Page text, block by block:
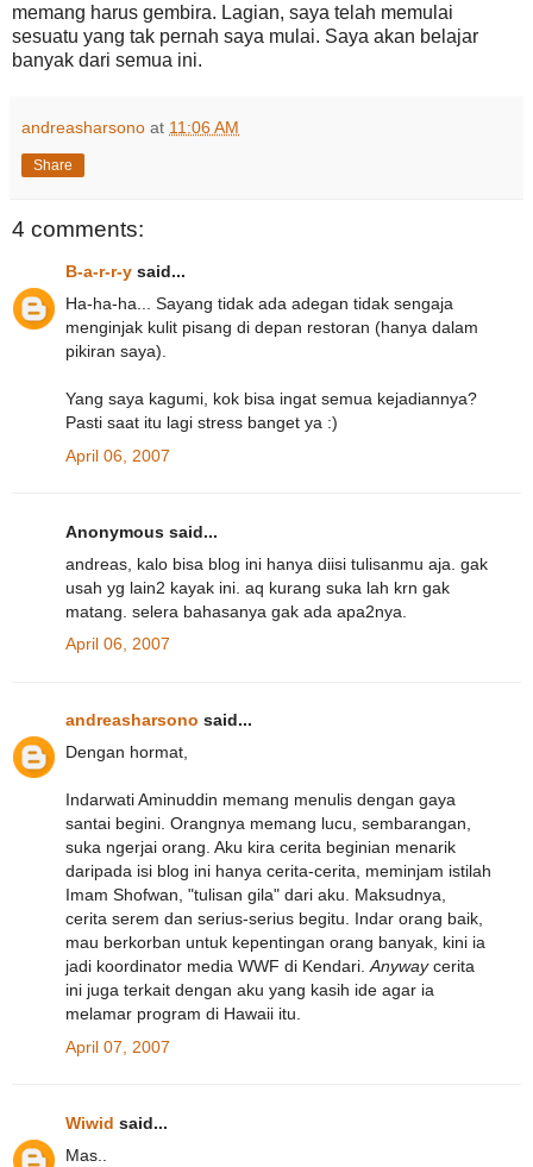
memang harus gembira. Lagian, saya telah memulai
sesuatu yang tak pernah saya mulai. Saya akan belajar
banyak dari semua ini.
andreasharsono at 11:06 AM
Share
4 comments:
B-a-r-r-y said...
Ha-ha-ha... Sayang tidak ada adegan tidak sengaja
menginjak kulit pisang di depan restoran (hanya dalam
pikiran saya).
Yang saya kagumi, kok bisa ingat semua kejadiannya?
Pasti saat itu lagi stress banget ya :)
April 06, 2007
Anonymous said...
andreas, kalo bisa blog ini hanya diisi tulisanmu aja. gak
usah yg lain2 kayak ini. aq kurang suka lah krn gak
matang. selera bahasanya gak ada apa2nya.
April 06, 2007
andreasharsono said...
Dengan hormat,
Indarwati Aminuddin memang menulis dengan gaya
santai begini. Orangnya memang lucu, sembarangan,
suka ngerjai orang. Aku kira cerita beginian menarik
daripada isi blog ini hanya cerita-cerita, meminjam istilah
Imam Shofwan, "tulisan gila" dari aku. Maksudnya,
cerita serem dan serius-serius begitu. Indar orang baik,
mau berkorban untuk kepentingan orang banyak, kini ia
jadi koordinator media WWF di Kendari.Anywaycerita
ini juga terkait dengan aku yang kasih ide agar ia
melamar program di Hawaii itu.
April 07, 2007
Wiwid said...
Mas..